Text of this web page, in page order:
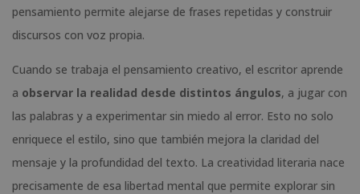
pensamiento permite alejarse de frases repetidas y construir
discursos con voz propia.
Cuando se trabaja el pensamiento creativo, el escritor aprende
a observar la realidad desde distintos ángulos, a jugar con
las palabras y a experimentar sin miedo al error. Esto no solo
enriquece el estilo, sino que también mejora la claridad del
mensaje y la profundidad del texto. La creatividad literaria nace
precisamente de esa libertad mental que permite explorar sin